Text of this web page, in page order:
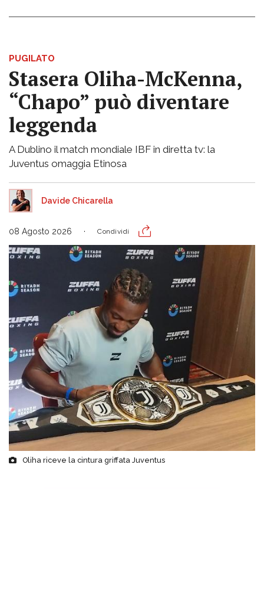
PUGILATO
Stasera Oliha-McKenna,
“Chapo” può diventare
leggenda
A Dublino il match mondiale IBF in diretta tv: la
Juventus omaggia Etinosa
Davide Chicarella
08 Agosto 2026 Condividi
Oliha riceve la cintura griffata Juventus